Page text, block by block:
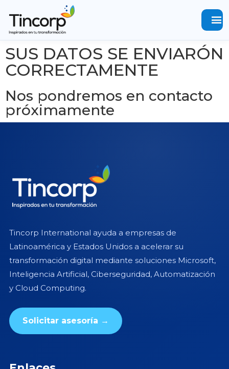
menu
SUS DATOS SE ENVIARÓN
CORRECTAMENTE
Nos pondremos en contacto
próximamente
Tincorp International ayuda a empresas de
Latinoamérica y Estados Unidos a acelerar su
transformación digital mediante soluciones Microsoft,
Inteligencia Artificial, Ciberseguridad, Automatización
y Cloud Computing.
Solicitar asesoría →